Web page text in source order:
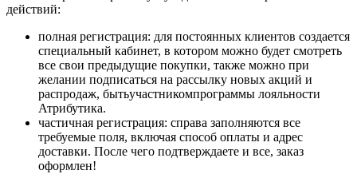
действий:
полная регистрация: для постоянных клиентов создается
специальный кабинет, в котором можно будет смотреть
все свои предыдущие покупки, также можно при
желании подписаться на рассылку новых акций и
распродаж, бытьучастникомпрограммы лояльности
Атрибутика.
частичная регистрация: справа заполняются все
требуемые поля, включая способ оплаты и адрес
доставки. После чего подтверждаете и все, заказ
оформлен!